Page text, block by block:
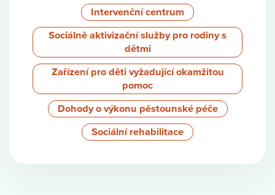
Intervenční centrum
Sociálně aktivizační služby pro rodiny s
dětmi
Zařízení pro děti vyžadující okamžitou
pomoc
Dohody o výkonu pěstounské péče
Sociální rehabilitace